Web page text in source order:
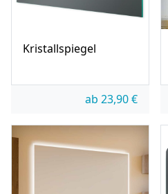
Kristallspiegel
ab 23,90€